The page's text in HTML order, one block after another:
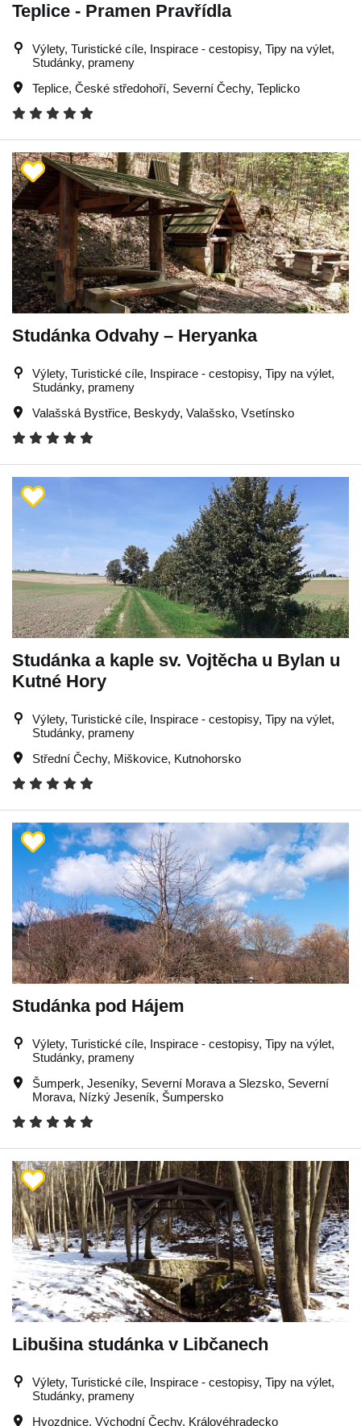
Teplice - Pramen Pravřídla
Výlety, Turistické cíle, Inspirace - cestopisy, Tipy na výlet,
Studánky, prameny
Teplice, České středohoří, Severní Čechy, Teplicko
Studánka Odvahy – Heryanka
Výlety, Turistické cíle, Inspirace - cestopisy, Tipy na výlet,
Studánky, prameny
Valašská Bystřice, Beskydy, Valašsko, Vsetínsko
Studánka a kaple sv. Vojtěcha u Bylan u
Kutné Hory
Výlety, Turistické cíle, Inspirace - cestopisy, Tipy na výlet,
Studánky, prameny
Střední Čechy, Miškovice, Kutnohorsko
Studánka pod Hájem
Výlety, Turistické cíle, Inspirace - cestopisy, Tipy na výlet,
Studánky, prameny
Šumperk, Jeseníky, Severní Morava a Slezsko, Severní
Morava, Nízký Jeseník, Šumpersko
Libušina studánka v Libčanech
Výlety, Turistické cíle, Inspirace - cestopisy, Tipy na výlet,
Studánky, prameny
Hvozdnice, Východní Čechy, Královéhradecko